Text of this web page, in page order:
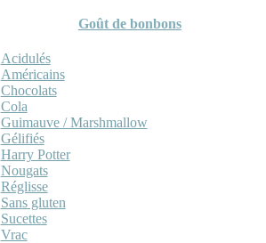
Goût de bonbons
Acidulés
Américains
Chocolats
Cola
Guimauve / Marshmallow
Gélifiés
Harry Potter
Nougats
Réglisse
Sans gluten
Sucettes
Vrac